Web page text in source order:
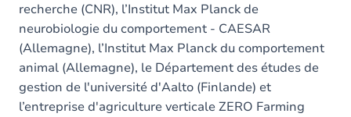
recherche (CNR), l’Institut Max Planck de
neurobiologie du comportement - CAESAR
(Allemagne), l’Institut Max Planck du comportement
animal (Allemagne), le Département des études de
gestion de l'université d'Aalto (Finlande) et
l’entreprise d'agriculture verticale ZERO Farming